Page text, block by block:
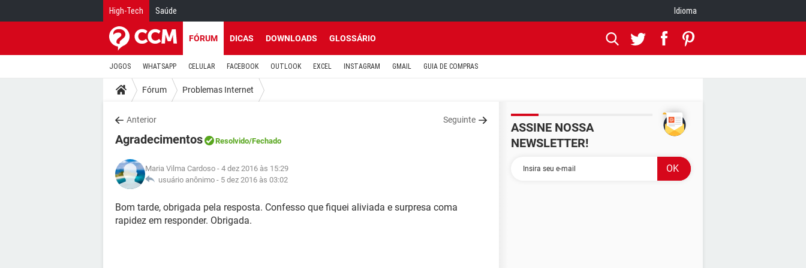
High-Tech Saúde Idioma
FÓRUM DICAS DOWNLOADS GLOSSÁRIO
JOGOS WHATSAPP CELULAR FACEBOOK OUTLOOK EXCEL INSTAGRAM GMAIL GUIA DE COMPRAS
Fórum Problemas Internet
Anterior Seguinte
Agradecimentos Resolvido/Fechado
Maria Vilma Cardoso - 4 dez 2016 às 15:29
usuário anônimo - 5 dez 2016 às 03:02
Bom tarde, obrigada pela resposta. Confesso que fiquei aliviada e surpresa coma
rapidez em responder. Obrigada.
ASSINE NOSSA
NEWSLETTER!